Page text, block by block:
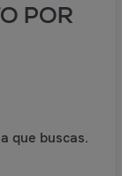
POR
que buscas.